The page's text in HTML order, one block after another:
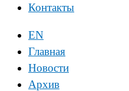
Контакты
EN
Главная
Новости
Архив